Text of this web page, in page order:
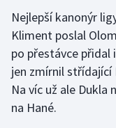
Nejlepší kanonýr
Kliment poslal
po přestávce přidal
jen zmírnil střídající
Na víc už ale Dukla
na Hané.